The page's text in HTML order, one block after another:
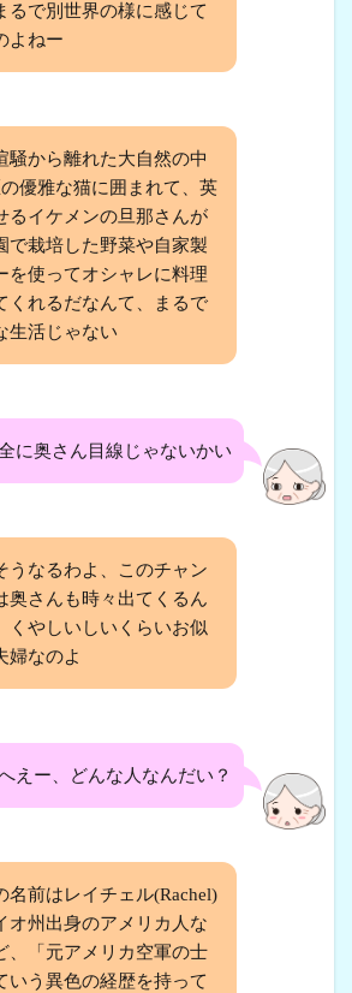
るで別世界の様に感じて
よねー
騒から離れた大自然の中
優雅な猫に囲まれて、英
るイケメンの旦那さんが
で栽培した野菜や自家製
を使ってオシャレに料理
くれるだなんて、まるで
生活じゃない
に奥さん目線じゃないかい
うなるわよ、このチャン
奥さんも時々出てくるん
くやしいしいくらいお似
婦なのよ
えー、どんな人なんだい？
名前はレイチェル(Rachel)
オ州出身のアメリカ人な
、「元アメリカ空軍の士
いう異色の経歴を持って